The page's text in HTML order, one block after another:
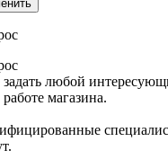
любой
магазина.